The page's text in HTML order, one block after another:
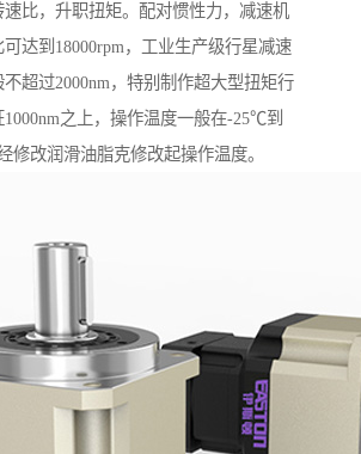
速比，升职扭矩。配对惯性力，减速机
达到18000rpm，工业生产级行星减速
超过2000nm，特别制作超大型扭矩行
之上，操作温度一般在-25℃到
修改润滑油脂克修改起操作温度。